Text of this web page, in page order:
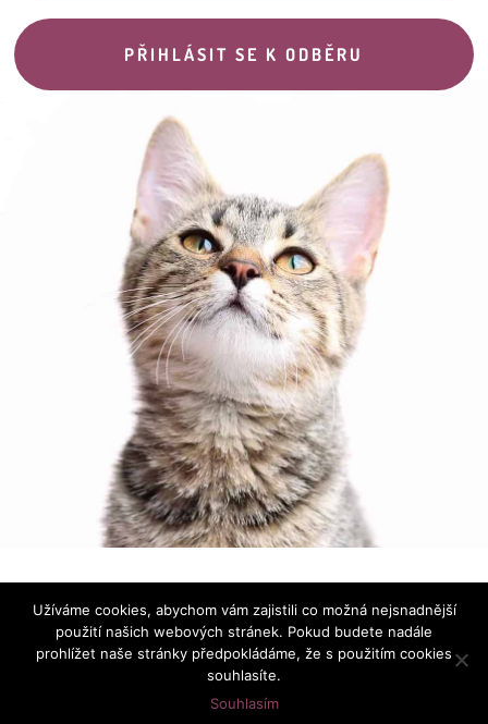
PŘIHLÁSIT SE K ODBĚRU
osobních údajů
Užíváme cookies, abychom vám zajistili co možná nejsnadnější
použití našich webových stránek. Pokud budete nadále
prohlížet naše stránky předpokládáme, že s použitím cookies
souhlasíte.
Souhlasím